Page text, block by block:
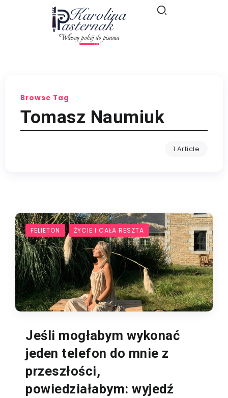
Własny pokój do pisania
Browse Tag
Tomasz Naumiuk
1 Article
FELIETON ŻYCIE I CAŁA RESZTA
Jeśli mogłabym wykonać
jeden telefon do mnie z
przeszłości,
powiedziałabym: wyjedź